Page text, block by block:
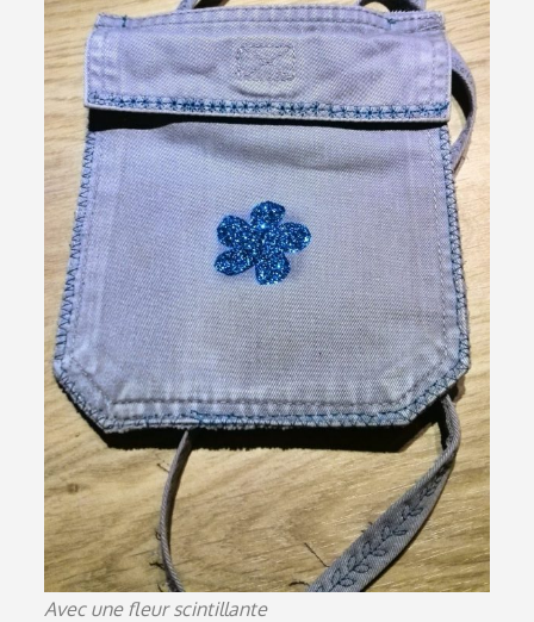
Avec une fleur scintillante